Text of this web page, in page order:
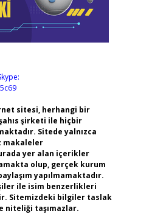
sitesi, herhangi bir
şirketi ile hiçbir
Sitede yalnızca
makaleler
yer alan içerikler
olup, gerçek kurum
yapılmamaktadır.
ile isim benzerlikleri
Sitemizdeki bilgiler taslak
niteliği taşımazlar.